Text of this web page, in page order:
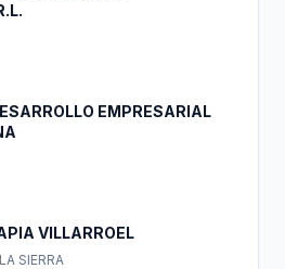
EMPRESARIAL
VILLARROEL
SIERRA